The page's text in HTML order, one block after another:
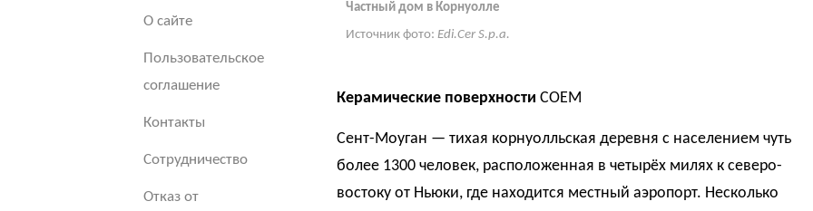
О сайте
Пользовательское
соглашение
Контакты
Сотрудничество
Отказ от
Частный дом в Корнуолле
Источник фото: Edi.Cer S.p.a.
Керамические поверхности COEM
Сент-Моуган — тихая корнуолльская деревня с населением чуть
более 1300 человек, расположенная в четырёх милях к северо-
востоку от Ньюки, где находится местный аэропорт. Несколько